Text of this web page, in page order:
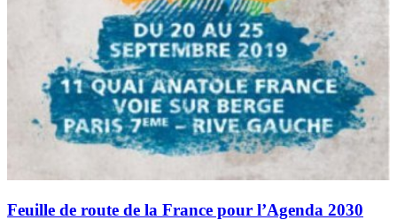
Feuille de route de la France pour l’Agenda 2030